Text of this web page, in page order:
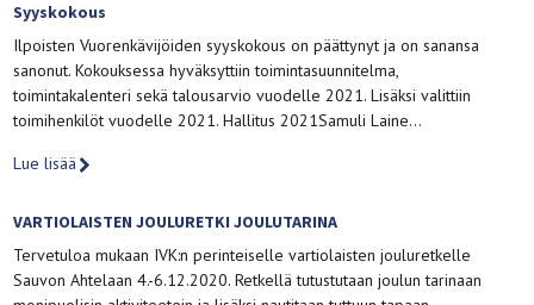
Syyskokous
Ilpoisten Vuorenkävijöiden syyskokous on päättynyt ja on sanansa
sanonut. Kokouksessa hyväksyttiin toimintasuunnitelma,
toimintakalenteri sekä talousarvio vuodelle 2021. Lisäksi valittiin
toimihenkilöt vuodelle 2021. Hallitus 2021Samuli Laine…
Lue lisää
VARTIOLAISTEN JOULURETKI JOULUTARINA
Tervetuloa mukaan IVK:n perinteiselle vartiolaisten jouluretkelle
Sauvon Ahtelaan 4.-6.12.2020. Retkellä tutustutaan joulun tarinaan